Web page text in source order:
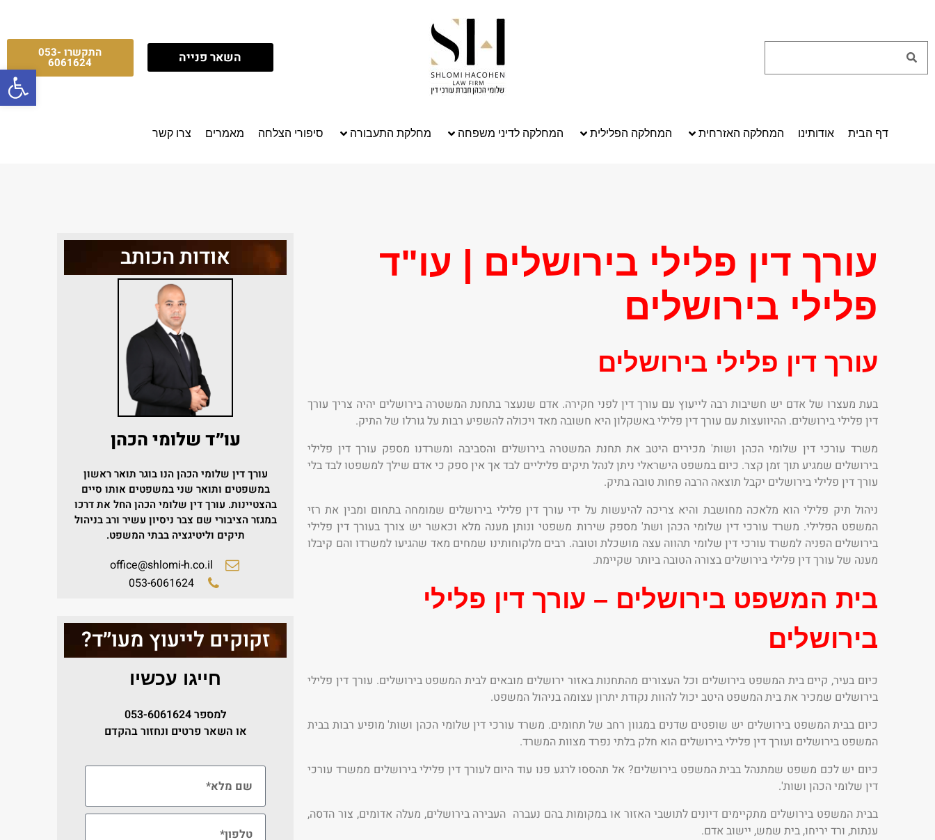
השאר פנייה התקשרו 053-
6061624
דף הבית אודותינו המחלקה האזרחית המחלקה הפלילית המחלקה לדיני משפחה מחלקת התעבורה סיפורי הצלחה מאמרים צרו קשר
עורך דין פלילי בירושלים | עו"ד
פלילי בירושלים
עורך דין פלילי בירושלים
בעת מעצרו של אדם יש חשיבות רבה לייעוץ עם עורך דין לפני חקירה. אדם שנעצר בתחנת המשטרה בירושלים יהיה צריך עורך
דין פלילי בירושלים. ההיוועצות עם עורך דין פלילי באשקלון היא חשובה מאד ויכולה להשפיע רבות על גורלו של התיק.
משרד עורכי דין שלומי הכהן ושות' מכירים היטב את תחנת המשטרה בירושלים והסביבה ומשרדנו מספק עורך דין פלילי
בירושלים שמגיע תוך זמן קצר. כיום במשפט הישראלי ניתן לנהל תיקים פליליים לבד אך אין ספק כי אדם שילך למשפטו לבד בלי
עורך דין פלילי בירושלים יקבל תוצאה הרבה פחות טובה בתיק.
ניהול תיק פלילי הוא מלאכה מחושבת והיא צריכה להיעשות על ידי עורך דין פלילי בירושלים שמומחה בתחום ומבין את רזי
המשפט הפלילי. משרד עורכי דין שלומי הכהן ושת' מספק שירות משפטי ונותן מענה מלא וכאשר יש צורך בעורך דין פלילי
בירושלים הפניה למשרד עורכי דין שלומי תהווה עצה מושכלת וטובה. רבים מלקוחותינו שמחים מאד שהגיעו למשרדו והם קיבלו
מענה של עורך דין פלילי בירושלים בצורה הטובה ביותר שקיימת.
בית המשפט בירושלים – עורך דין פלילי
בירושלים
כיום בעיר, קיים בית המשפט בירושלים וכל העצורים מהתחנות באזור ירושלים מובאים לבית המשפט בירושלים. עורך דין פלילי
בירושלים שמכיר את בית המשפט היטב יכול להוות נקודת יתרון עצומה בניהול המשפט.
כיום בבית המשפט בירושלים יש שופטים שדנים במגוון רחב של תחומים. משרד עורכי דין שלומי הכהן ושות' מופיע רבות בבית
המשפט בירושלים ועורך דין פלילי בירושלים הוא חלק בלתי נפרד מצוות המשרד.
כיום יש לכם משפט שמתנהל בבית המשפט בירושלים? אל תהססו לרגע פנו עוד היום לעורך דין פלילי בירושלים ממשרד עורכי
דין שלומי הכהן ושות'.
בבית המשפט בירושלים מתקיימים דיונים לתושבי האזור או במקומות בהם נעברה העבירה בירושלים, מעלה אדומים, צור הדסה,
ענתות, ורד יריחו, בית שמש, יישוב אדם.
אודות הכותב
עו״ד שלומי הכהן
עורך דין שלומי הכהן הנו בוגר תואר ראשון
במשפטים ותואר שני במשפטים אותו סיים
בהצטיינות. עורך דין שלומי הכהן החל את דרכו
במגזר הציבורי שם צבר ניסיון עשיר ורב בניהול
תיקים וליטיגציה בבתי המשפט.
office@shlomi-h.co.il
053-6061624
זקוקים לייעוץ מעו״ד?
חייגו עכשיו
למספר053-6061624
או השאר פרטים ונחזור בהקדם
פתח